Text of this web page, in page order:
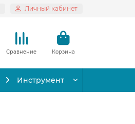
Личный кабинет
Сравнение Корзина
Инструмент